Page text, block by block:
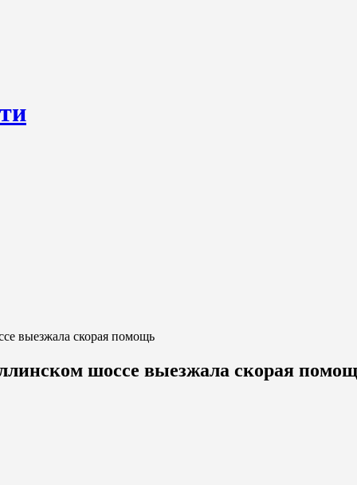
выезжала скорая помощь
шоссе выезжала скорая